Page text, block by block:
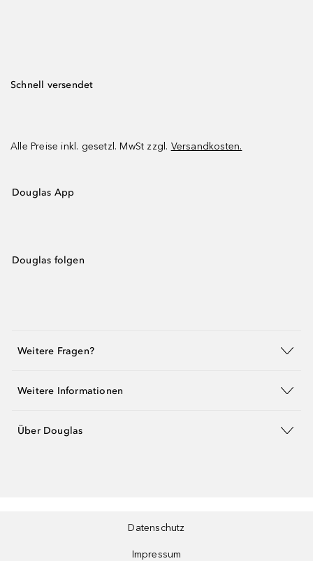
Schnell versendet
Alle Preise inkl. gesetzl. MwSt zzgl. Versandkosten.
Douglas App
Douglas folgen
Weitere Fragen?
Weitere Informationen
Über Douglas
Datenschutz
Impressum